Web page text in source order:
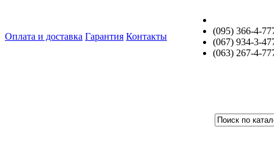
Оплата и доставка Гарантия Контакты
(095) 366-4-
(067) 934-3-
(063) 267-4-